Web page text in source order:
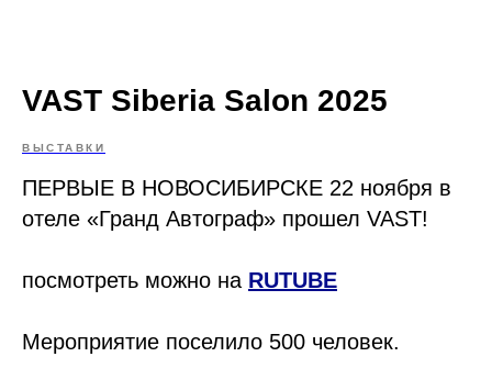
VAST Siberia Salon 2025
ВЫСТАВКИ
ПЕРВЫЕ В НОВОСИБИРСКЕ 22 ноября в
отеле «Гранд Автограф» прошел VAST!
посмотреть можно на RUTUBE
Мероприятие поселило 500 человек.